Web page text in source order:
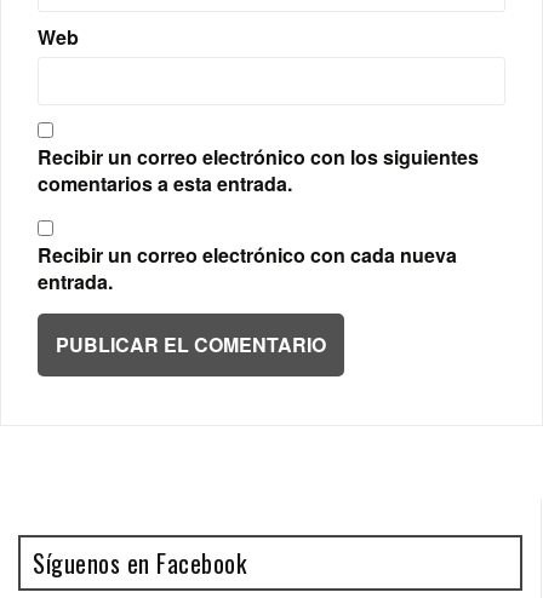
Web
Recibir un correo electrónico con los siguientes
comentarios a esta entrada.
Recibir un correo electrónico con cada nueva
entrada.
Síguenos en Facebook